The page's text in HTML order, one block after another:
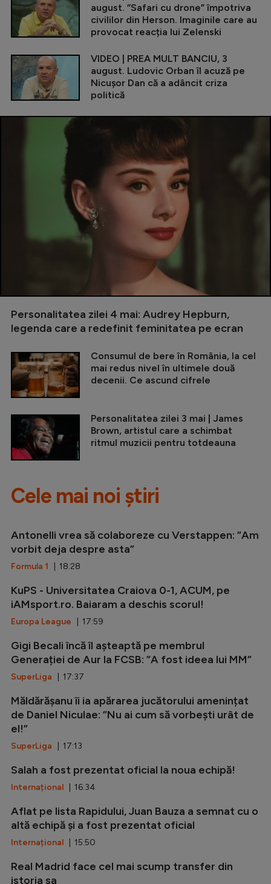
august. ”Safari cu drone” împotriva
civililor din Herson. Imaginile care au
provocat reacția lui Zelenski
VIDEO | PREA MULT BANCIU, 3
august. Ludovic Orban îl acuză pe
Nicușor Dan că a adâncit criza
politică
Personalitatea zilei 4 mai: Audrey Hepburn,
legenda care a redefinit feminitatea pe ecran
Consumul de bere în România, la cel
mai redus nivel în ultimele două
decenii. Ce ascund cifrele
Personalitatea zilei 3 mai | James
Brown, artistul care a schimbat
ritmul muzicii pentru totdeauna
Cele mai noi știri
Antonelli vrea să colaboreze cu Verstappen: ”Am
vorbit deja despre asta”
Formula 1 | 18:28
KuPS - Universitatea Craiova 0-1, ACUM, pe
iAMsport.ro. Baiaram a deschis scorul!
Europa League | 17:59
Gigi Becali încă îl așteaptă pe membrul
Generației de Aur la FCSB: ”A fost ideea lui MM”
SuperLiga | 17:37
Măldărășanu îi ia apărarea jucătorului amenințat
de Daniel Niculae: ”Nu ai cum să vorbești urât de
el!”
SuperLiga | 17:13
Salah a fost prezentat oficial la noua echipă!
Internațional | 16:34
Aflat pe lista Rapidului, Juan Bauza a semnat cu o
altă echipă și a fost prezentat oficial
Internațional | 15:50
Real Madrid face cel mai scump transfer din
istoria sa